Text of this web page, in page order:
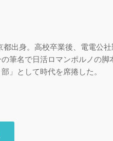
都出身。高校卒業後、電電公
筆名で日活ロマンポルノの
」として時代を席捲した。